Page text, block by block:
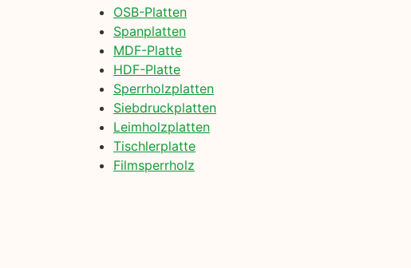
OSB-Platten
Spanplatten
MDF-Platte
HDF-Platte
Sperrholzplatten
Siebdruckplatten
Leimholzplatten
Tischlerplatte
Filmsperrholz